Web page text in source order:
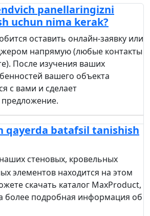
panellaringizni
uchun nima kerak?
оставить онлайн-заявку или
напрямую (любые контакты
После изучения ваших
вашего объекта
с вами и сделает
qayerda batafsil tanishish
стеновых, кровельных
элементов находится на этом
скачать каталог MaxProduct,
более подробная информация об